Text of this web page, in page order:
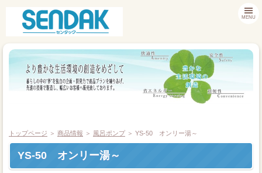
MENU
トップページ ＞ 商品情報 ＞ 風呂ポンプ ＞ YS-50 オンリー湯～
YS-50 オンリー湯～